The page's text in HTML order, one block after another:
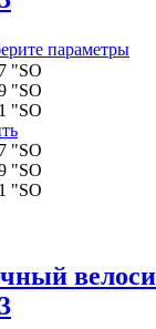
параметрыЭтот
"SO
"SO
"SO
"SO
"SO
"SO